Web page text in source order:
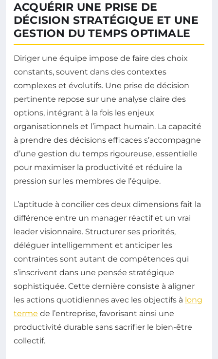
ACQUÉRIR UNE PRISE DE
DÉCISION STRATÉGIQUE ET UNE
GESTION DU TEMPS OPTIMALE
Diriger une équipe impose de faire des choix
constants, souvent dans des contextes
complexes et évolutifs. Une prise de décision
pertinente repose sur une analyse claire des
options, intégrant à la fois les enjeux
organisationnels et l’impact humain. La capacité
à prendre des décisions efficaces s’accompagne
d’une gestion du temps rigoureuse, essentielle
pour maximiser la productivité et réduire la
pression sur les membres de l’équipe.
L’aptitude à concilier ces deux dimensions fait la
différence entre un manager réactif et un vrai
leader visionnaire. Structurer ses priorités,
déléguer intelligemment et anticiper les
contraintes sont autant de compétences qui
s’inscrivent dans une pensée stratégique
sophistiquée. Cette dernière consiste à aligner
les actions quotidiennes avec les objectifs à long
terme de l’entreprise, favorisant ainsi une
productivité durable sans sacrifier le bien-être
collectif.